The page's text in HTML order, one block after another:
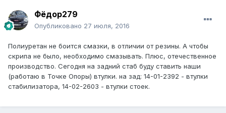
Фёдор279
Опубликовано 27 июля, 2016
Полиуретан не боится смазки, в отличии от резины. А чтобы
скрипа не было, необходимо смазывать. Плюс, отечественное
производство. Сегодня на задний стаб буду ставить наши
(работаю в Точке Опоры) втулки. на зад: 14-01-2392 - втулки
стабилизатора, 14-02-2603 - втулки стоек.